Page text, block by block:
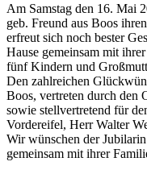
Am Samstag den 16. Mai
geb. Freund aus Boos
erfreut sich noch bester
Hause gemeinsam mit
fünf Kindern und
Den zahlreichen
Boos, vertreten durch den
sowie stellvertretend für
Vordereifel, Herr Walter
Wir wünschen der
gemeinsam mit ihrer